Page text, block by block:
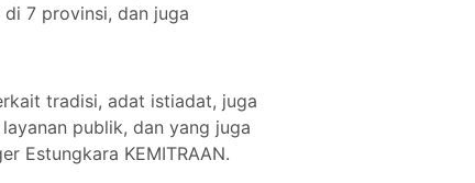
di 7 provinsi, dan juga
tradisi, adat istiadat, juga
publik, dan yang juga
Estungkara KEMITRAAN.